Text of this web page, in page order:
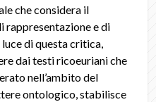
che considera il
rappresentazione e di
di questa critica,
dai testi ricoeuriani che
nell’ambito del
ontologico, stabilisce